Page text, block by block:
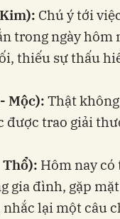
Chú ý tới
trong ngày hôm
thiếu sự thấu
Mộc): Thật
được trao giải
Thổ): Hôm nay
gia đình, gặp
lại một câu